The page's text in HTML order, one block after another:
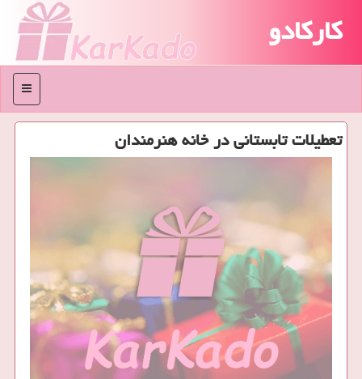
کارکادو
منو
تعطیلات تابستانی در خانه هنرمندان